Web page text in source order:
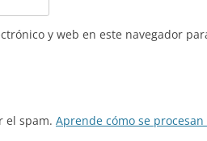
y web en este navegador
el spam. Aprende cómo se